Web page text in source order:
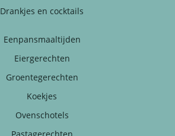
Drankjes en cocktails
Eenpansmaaltijden
Eiergerechten
Groentegerechten
Koekjes
Ovenschotels